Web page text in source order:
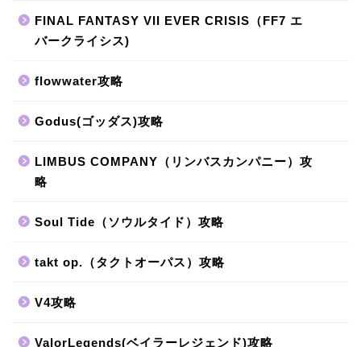
FINAL FANTASY VII EVER CRISIS（FF7 エ
バークライシス)
flowwater攻略
Godus(ゴッダス)攻略
LIMBUS COMPANY（リンバスカンパニー）攻
略
Soul Tide（ソウルタイド）攻略
takt op.（タクトオーパス）攻略
V4攻略
ValorLegends(ベイラーレジェンド)攻略